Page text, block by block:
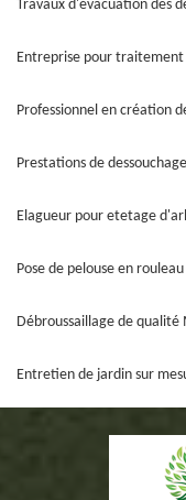
Travaux d'évacuation des
Entreprise pour
Professionnel en création
Prestations de
Elagueur pour etetage
Pose de pelouse en
Débroussaillage de qualité
Entretien de jardin sur